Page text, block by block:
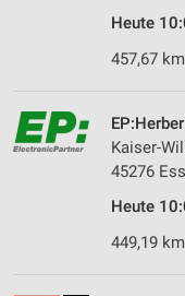
Heute
457,67
Kaiser-
45276
Heute
449,19